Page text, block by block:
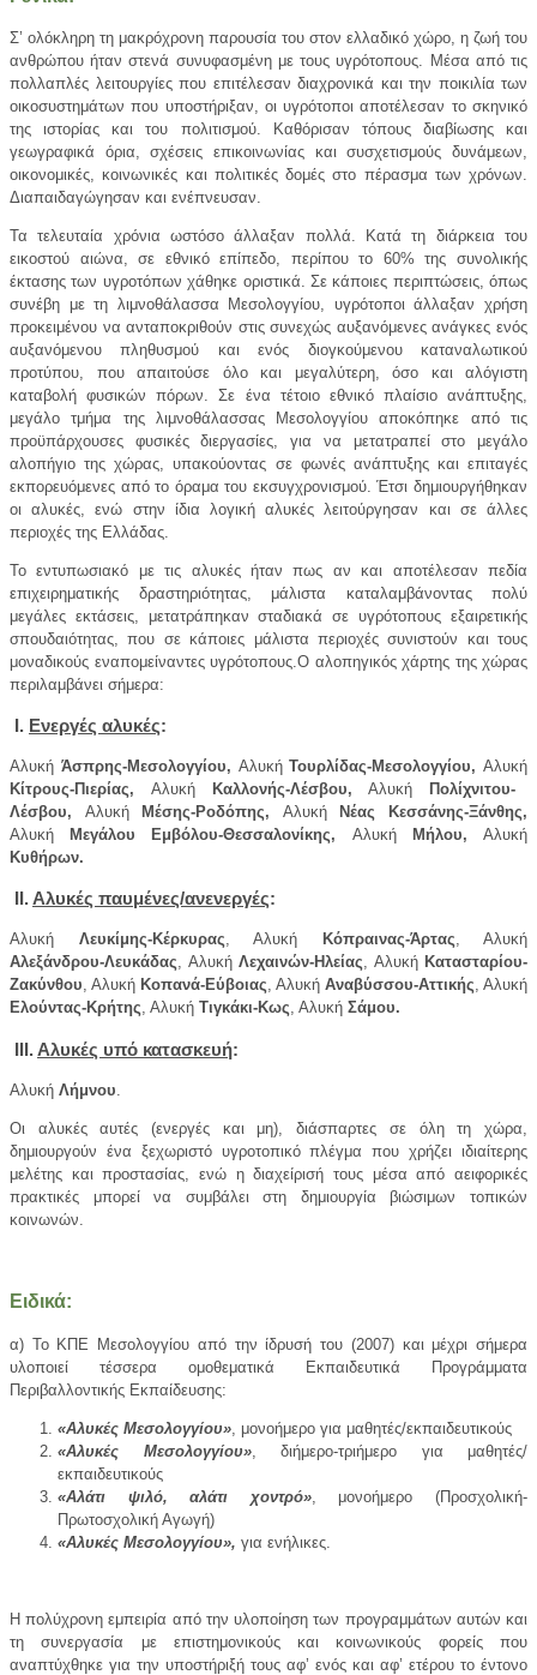
Σ’ ολόκληρη τη μακρόχρονη παρουσία του στον ελλαδικό χώρο, η ζωή του
ανθρώπου ήταν στενά συνυφασμένη με τους υγρότοπους. Μέσα από τις
πολλαπλές λειτουργίες που επιτέλεσαν διαχρονικά και την ποικιλία των
οικοσυστημάτων που υποστήριξαν, οι υγρότοποι αποτέλεσαν το σκηνικό
της ιστορίας και του πολιτισμού. Καθόρισαν τόπους διαβίωσης και
γεωγραφικά όρια, σχέσεις επικοινωνίας και συσχετισμούς δυνάμεων,
οικονομικές, κοινωνικές και πολιτικές δομές στο πέρασμα των χρόνων.
Διαπαιδαγώγησαν και ενέπνευσαν.
Τα τελευταία χρόνια ωστόσο άλλαξαν πολλά. Κατά τη διάρκεια του
εικοστού αιώνα, σε εθνικό επίπεδο, περίπου το 60% της συνολικής
έκτασης των υγροτόπων χάθηκε οριστικά. Σε κάποιες περιπτώσεις, όπως
συνέβη με τη λιμνοθάλασσα Μεσολογγίου, υγρότοποι άλλαξαν χρήση
προκειμένου να ανταποκριθούν στις συνεχώς αυξανόμενες ανάγκες ενός
αυξανόμενου πληθυσμού και ενός διογκούμενου καταναλωτικού
προτύπου, που απαιτούσε όλο και μεγαλύτερη, όσο και αλόγιστη
καταβολή φυσικών πόρων. Σε ένα τέτοιο εθνικό πλαίσιο ανάπτυξης,
μεγάλο τμήμα της λιμνοθάλασσας Μεσολογγίου αποκόπηκε από τις
προϋπάρχουσες φυσικές διεργασίες, για να μετατραπεί στο μεγάλο
αλοπήγιο της χώρας, υπακούοντας σε φωνές ανάπτυξης και επιταγές
εκπορευόμενες από το όραμα του εκσυγχρονισμού. Έτσι δημιουργήθηκαν
οι αλυκές, ενώ στην ίδια λογική αλυκές λειτούργησαν και σε άλλες
περιοχές της Ελλάδας.
Το εντυπωσιακό με τις αλυκές ήταν πως αν και αποτέλεσαν πεδία
επιχειρηματικής δραστηριότητας, μάλιστα καταλαμβάνοντας πολύ
μεγάλες εκτάσεις, μετατράπηκαν σταδιακά σε υγρότοπους εξαιρετικής
σπουδαιότητας, που σε κάποιες μάλιστα περιοχές συνιστούν και τους
μοναδικούς εναπομείναντες υγρότοπους.Ο αλοπηγικός χάρτης της χώρας
περιλαμβάνει σήμερα:
Ι. Ενεργές αλυκές:
Αλυκή Άσπρης-Μεσολογγίου, ΑλυκήΤουρλίδας-Μεσολογγίου, Αλυκή
Κίτρους-Πιερίας, ΑλυκήΚαλλονής-Λέσβου,Αλυκή Πολίχνιτου-
Λέσβου, ΑλυκήΜέσης-Ροδόπης, ΑλυκήΝέας Κεσσάνης-Ξάνθης,
Αλυκή Μεγάλου Εμβόλου-Θεσσαλονίκης, ΑλυκήΜήλου,Αλυκή
Κυθήρων.
ΙΙ. Αλυκές παυμένες/ανενεργές:
Αλυκή Λευκίμης-Κέρκυρας, Αλυκή Κόπραινας-Άρτας, Αλυκή
Αλεξάνδρου-Λευκάδας, Αλυκή Λεχαινών-Ηλείας, Αλυκή Κατασταρίου-
Ζακύνθου, Αλυκή Κοπανά-Εύβοιας, Αλυκή Αναβύσσου-Αττικής, Αλυκή
Ελούντας-Κρήτης, Αλυκή Τιγκάκι-Κως, Αλυκή Σάμου.
ΙΙΙ. Αλυκές υπό κατασκευή:
Αλυκή Λήμνου
Οι αλυκές αυτές (ενεργές και μη), διάσπαρτες σε όλη τη χώρα,
δημιουργούν ένα ξεχωριστό υγροτοπικό πλέγμα που χρήζει ιδιαίτερης
μελέτης και προστασίας, ενώ η διαχείρισή τους μέσα από αειφορικές
πρακτικές μπορεί να συμβάλει στη δημιουργία βιώσιμων τοπικών
κοινωνών.
Ειδικά:
α) Το ΚΠΕ Μεσολογγίου από την ίδρυσή του (2007) και μέχρι σήμερα
υλοποιεί τέσσερα ομοθεματικά Εκπαιδευτικά Προγράμματα
Περιβαλλοντικής Εκπαίδευσης:
«Αλυκές Μεσολογγίου», μονοήμερο για μαθητές/εκπαιδευτικούς
«Αλυκές Μεσολογγίου», διήμερο-τριήμερο για μαθητές/
εκπαιδευτικούς
«Αλάτι ψιλό, αλάτι χοντρό», μονοήμερο (Προσχολική-
Πρωτοσχολική Αγωγή)
«Αλυκές Μεσολογγίου», για ενήλικες.
Η πολύχρονη εμπειρία από την υλοποίηση των προγραμμάτων αυτών και
τη συνεργασία με επιστημονικούς και κοινωνικούς φορείς που
αναπτύχθηκε για την υποστήριξή τους αφ’ ενός και αφ’ ετέρου το έντονο